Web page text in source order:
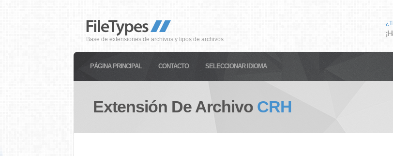
Base de extensiones de archivos y tipos de archivos
PÁGINA PRINCIPAL CONTACTO SELECCIONAR IDIOMA
Extensión De Archivo CRH